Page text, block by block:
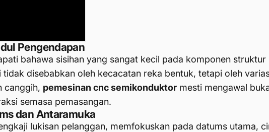
Pengendapan
bahawa sisihan yang sangat kecil pada komponen
disebabkan oleh kecacatan reka bentuk, tetapi oleh
canggih, pemesinan cnc semikonduktor mesti mengawal
semasa pemasangan.
dan Antaramuka
lukisan pelanggan, memfokuskan pada datums utama,